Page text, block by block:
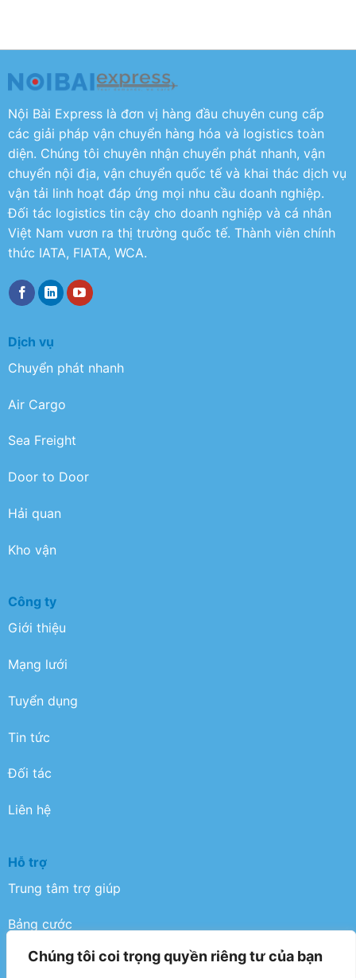
Chúng tôi coi trọng quyền riêng tư của bạn
Nội Bài Express là đơn vị hàng đầu chuyên cung cấp
các giải pháp vận chuyển hàng hóa và logistics toàn
diện. Chúng tôi chuyên nhận chuyển phát nhanh, vận
chuyển nội địa, vận chuyển quốc tế và khai thác dịch vụ
vận tải linh hoạt đáp ứng mọi nhu cầu doanh nghiệp.
Đối tác logistics tin cậy cho doanh nghiệp và cá nhân
Việt Nam vươn ra thị trường quốc tế. Thành viên chính
thức IATA, FIATA, WCA.
Dịch vụ
Chuyển phát nhanh
Air Cargo
Sea Freight
Door to Door
Hải quan
Kho vận
Công ty
Giới thiệu
Mạng lưới
Tuyển dụng
Tin tức
Đối tác
Liên hệ
Hỗ trợ
Trung tâm trợ giúp
Bảng cước
Điều khoản